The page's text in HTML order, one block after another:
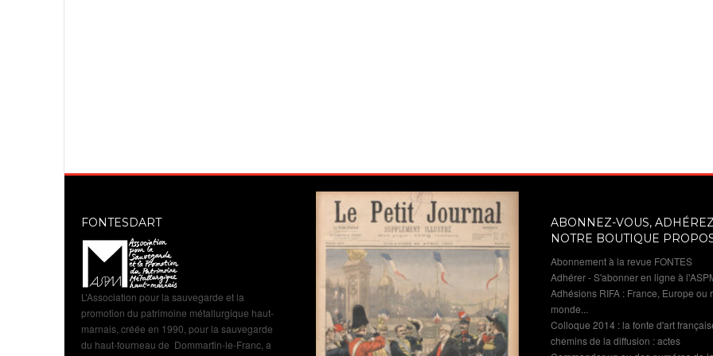
FONTESDART
L’Association pour la sauvegarde et la
promotion du patrimoine métallurgique haut-
marnais, créée en 1990, pour la sauvegarde
du haut-fourneau de Dommartin-le-Franc, a
ABONNEZ-VOUS,
NOTRE BOUTIQUE
Abonnement à la revue FONTES
Adhérer - S'abonner en ligne à
Adhésions RIFA : France, Europe ou
monde...
Colloque 2014 : la fonte d'art
chemins de la diffusion : actes